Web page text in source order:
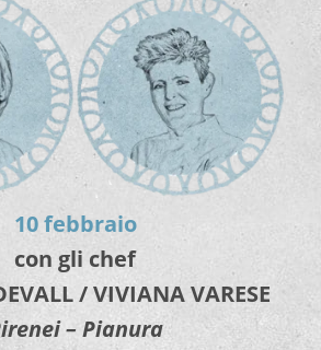
10 febbraio
con gli chef
/ VIVIANA VARESE
– Pianura